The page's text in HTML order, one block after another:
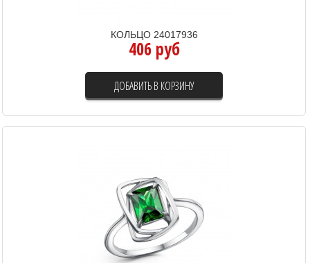
КОЛЬЦО 24017936
406 руб
ДОБАВИТЬ В КОРЗИНУ